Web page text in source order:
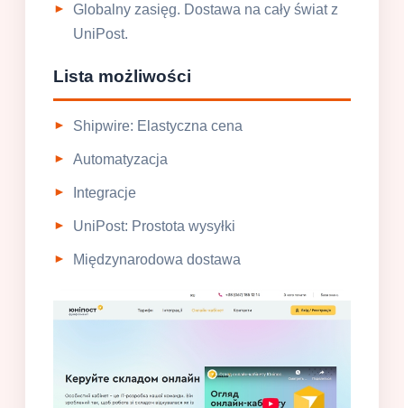
Globalny zasięg. Dostawa na cały świat z
UniPost.
Lista możliwości
Shipwire: Elastyczna cena
Automatyzacja
Integracje
UniPost: Prostota wysyłki
Międzynarodowa dostawa